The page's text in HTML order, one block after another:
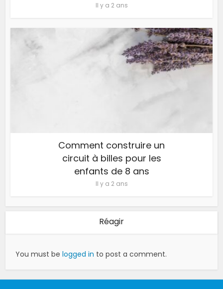
Il y a 2 ans
Comment construire un
circuit à billes pour les
enfants de 8 ans
Il y a 2 ans
Réagir
You must belogged in to post a comment.